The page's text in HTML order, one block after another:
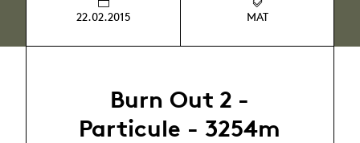
22.02.2015 MAT
Burn Out 2 -
Particule - 3254m